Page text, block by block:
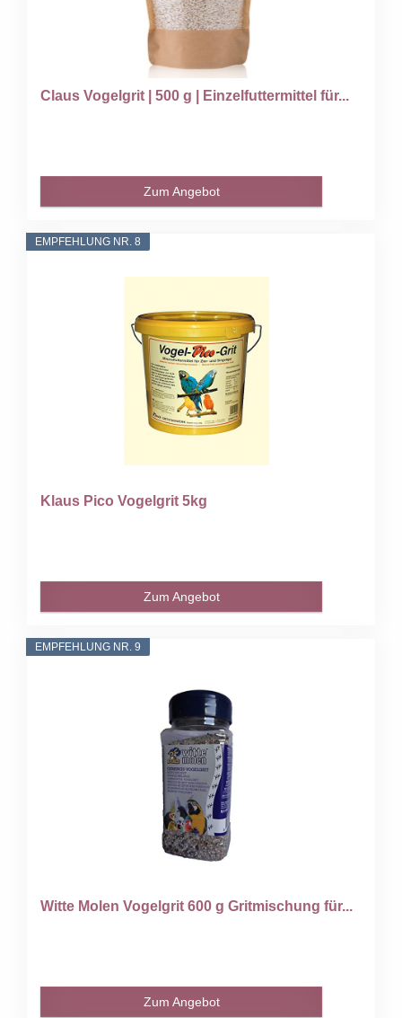
Claus Vogelgrit | 500 g | Einzelfuttermittel für...
Zum Angebot
EMPFEHLUNG NR. 8
Klaus Pico Vogelgrit 5kg
Zum Angebot
EMPFEHLUNG NR. 9
Witte Molen Vogelgrit 600 g Gritmischung für...
Zum Angebot